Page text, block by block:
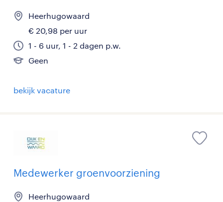
Heerhugowaard
€ 20,98 per uur
1 - 6 uur, 1 - 2 dagen p.w.
Geen
bekijk vacature
Medewerker groenvoorziening
Heerhugowaard